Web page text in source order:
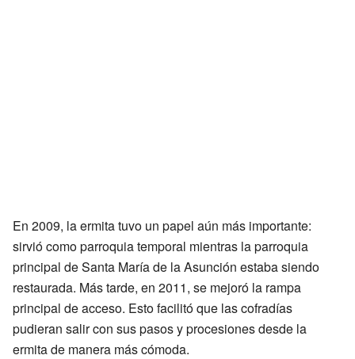
En 2009, la ermita tuvo un papel aún más importante:
sirvió como parroquia temporal mientras la parroquia
principal de Santa María de la Asunción estaba siendo
restaurada. Más tarde, en 2011, se mejoró la rampa
principal de acceso. Esto facilitó que las cofradías
pudieran salir con sus pasos y procesiones desde la
ermita de manera más cómoda.